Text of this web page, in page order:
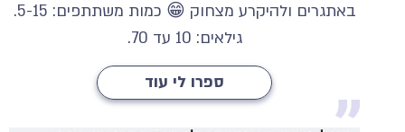
באתגרים ולהיקרע מצחוק 😁 כמות משתתפים: 5-15.
גילאים: 10 עד 70.
ספרו לי עוד